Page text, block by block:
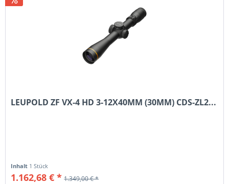
LEUPOLD ZF VX-4 HD 3-12X40MM (30MM) CDS-ZL2...
Inhalt 1 Stück
1.162,68 € * 1.349,00 € *